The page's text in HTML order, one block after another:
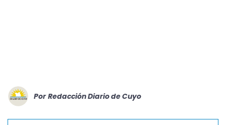
Por Redacción Diario de Cuyo